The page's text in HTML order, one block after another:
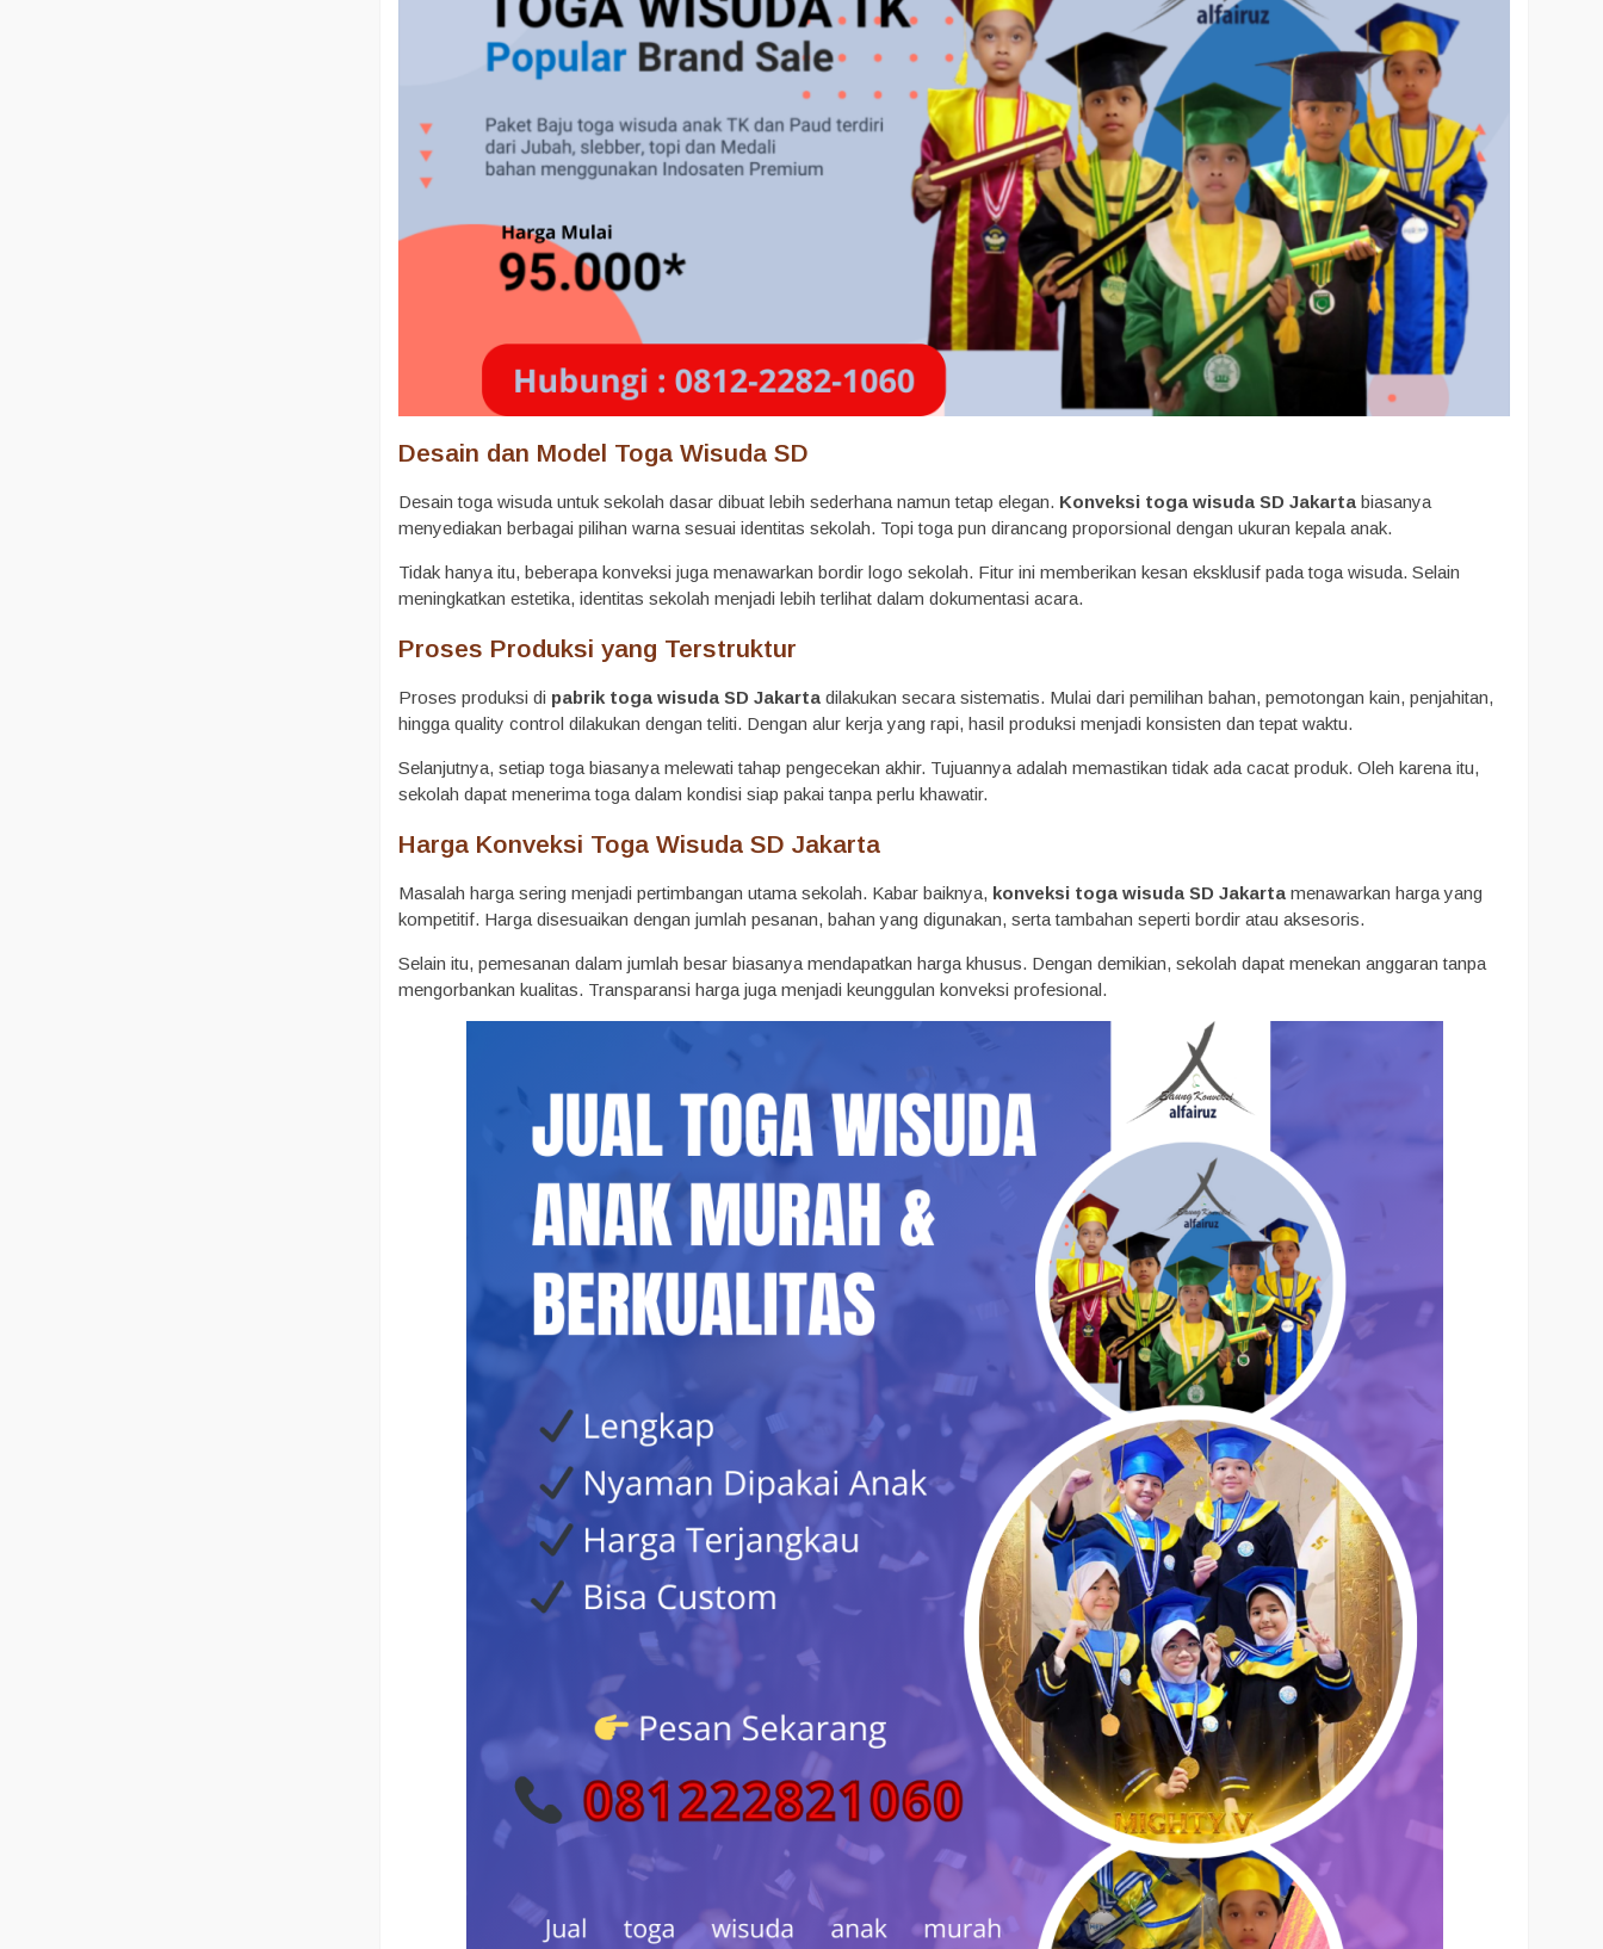
Desain dan Model Toga Wisuda SD
Desain toga wisuda untuk sekolah dasar dibuat lebih sederhana namun tetap elegan. Konveksi toga wisuda SD Jakarta biasanya
menyediakan berbagai pilihan warna sesuai identitas sekolah. Topi toga pun dirancang proporsional dengan ukuran kepala anak.
Tidak hanya itu, beberapa konveksi juga menawarkan bordir logo sekolah. Fitur ini memberikan kesan eksklusif pada toga wisuda. Selain
meningkatkan estetika, identitas sekolah menjadi lebih terlihat dalam dokumentasi acara.
Proses Produksi yang Terstruktur
Proses produksi di pabrik toga wisuda SD Jakarta dilakukan secara sistematis. Mulai dari pemilihan bahan, pemotongan kain, penjahitan,
hingga quality control dilakukan dengan teliti. Dengan alur kerja yang rapi, hasil produksi menjadi konsisten dan tepat waktu.
Selanjutnya, setiap toga biasanya melewati tahap pengecekan akhir. Tujuannya adalah memastikan tidak ada cacat produk. Oleh karena itu,
sekolah dapat menerima toga dalam kondisi siap pakai tanpa perlu khawatir.
Harga Konveksi Toga Wisuda SD Jakarta
Masalah harga sering menjadi pertimbangan utama sekolah. Kabar baiknya, konveksi toga wisuda SD Jakarta menawarkan harga yang
kompetitif. Harga disesuaikan dengan jumlah pesanan, bahan yang digunakan, serta tambahan seperti bordir atau aksesoris.
Selain itu, pemesanan dalam jumlah besar biasanya mendapatkan harga khusus. Dengan demikian, sekolah dapat menekan anggaran tanpa
mengorbankan kualitas. Transparansi harga juga menjadi keunggulan konveksi profesional.